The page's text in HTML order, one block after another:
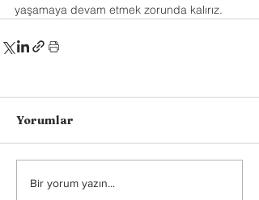
yaşamaya devam etmek zorunda kalırız.
Yorumlar
Bir yorum yazın...